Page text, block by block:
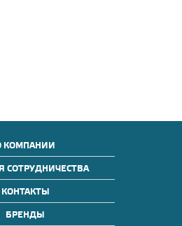
КОМПАНИИ
СОТРУДНИЧЕСТВА
КОНТАКТЫ
БРЕНДЫ